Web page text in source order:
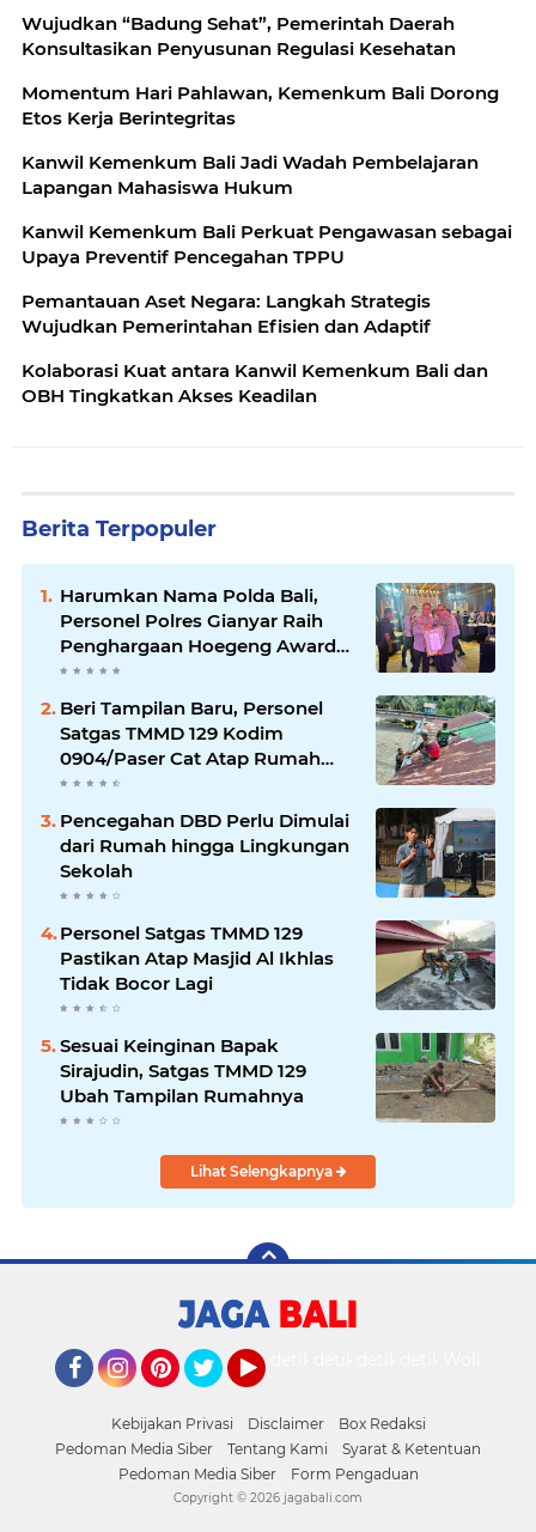
Wujudkan “Badung Sehat”, Pemerintah Daerah
Konsultasikan Penyusunan Regulasi Kesehatan
Momentum Hari Pahlawan, Kemenkum Bali Dorong
Etos Kerja Berintegritas
Kanwil Kemenkum Bali Jadi Wadah Pembelajaran
Lapangan Mahasiswa Hukum
Kanwil Kemenkum Bali Perkuat Pengawasan sebagai
Upaya Preventif Pencegahan TPPU
Pemantauan Aset Negara: Langkah Strategis
Wujudkan Pemerintahan Efisien dan Adaptif
Kolaborasi Kuat antara Kanwil Kemenkum Bali dan
OBH Tingkatkan Akses Keadilan
Berita Terpopuler
Harumkan Nama Polda Bali,
Personel Polres Gianyar Raih
Penghargaan Hoegeng Awards
2026
Beri Tampilan Baru, Personel
Satgas TMMD 129 Kodim
0904/Paser Cat Atap Rumah
Marbot
Pencegahan DBD Perlu Dimulai
dari Rumah hingga Lingkungan
Sekolah
Personel Satgas TMMD 129
Pastikan Atap Masjid Al Ikhlas
Tidak Bocor Lagi
Sesuai Keinginan Bapak
Sirajudin, Satgas TMMD 129
Ubah Tampilan Rumahnya
Lihat Selengkapnya
Kebijakan Privasi Disclaimer
Box Redaksi
Pedoman Media Siber
Tentang Kami
Syarat & Ketentuan
Pedoman Media Siber
Form Pengaduan
Copyright © 2026 jagabali.com